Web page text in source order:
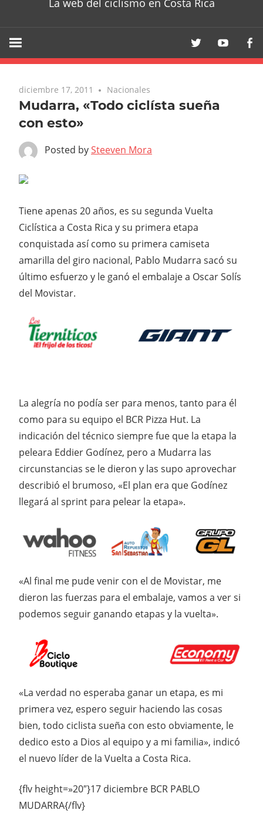
La web del ciclismo en Costa Rica
diciembre 17, 2011 Nacionales
Mudarra, «Todo ciclísta sueña
con esto»
Posted bySteeven Mora
Tiene apenas 20 años, es su segunda Vuelta
Ciclística a Costa Rica y su primera etapa
conquistada así como su primera camiseta
amarilla del giro nacional, Pablo Mudarra sacó su
último esfuerzo y le ganó el embalaje a Oscar Solís
del Movistar.
La alegría no podía ser para menos, tanto para él
como para su equipo el BCR Pizza Hut. La
indicación del técnico siempre fue que la etapa la
peleara Eddier Godínez, pero a Mudarra las
circunstancias se le dieron y las supo aprovechar
describió el brumoso, «El plan era que Godínez
llegará al sprint para pelear la etapa».
«Al final me pude venir con el de Movistar, me
dieron las fuerzas para el embalaje, vamos a ver si
podemos seguir ganando etapas y la vuelta».
«La verdad no esperaba ganar un etapa, es mi
primera vez, espero seguir haciendo las cosas
bien, todo ciclista sueña con esto obviamente, le
dedico esto a Dios al equipo y a mi familia», indicó
el nuevo líder de la Vuelta a Costa Rica.
{flv height=»20″}17 diciembre BCR PABLO
MUDARRA{/flv}